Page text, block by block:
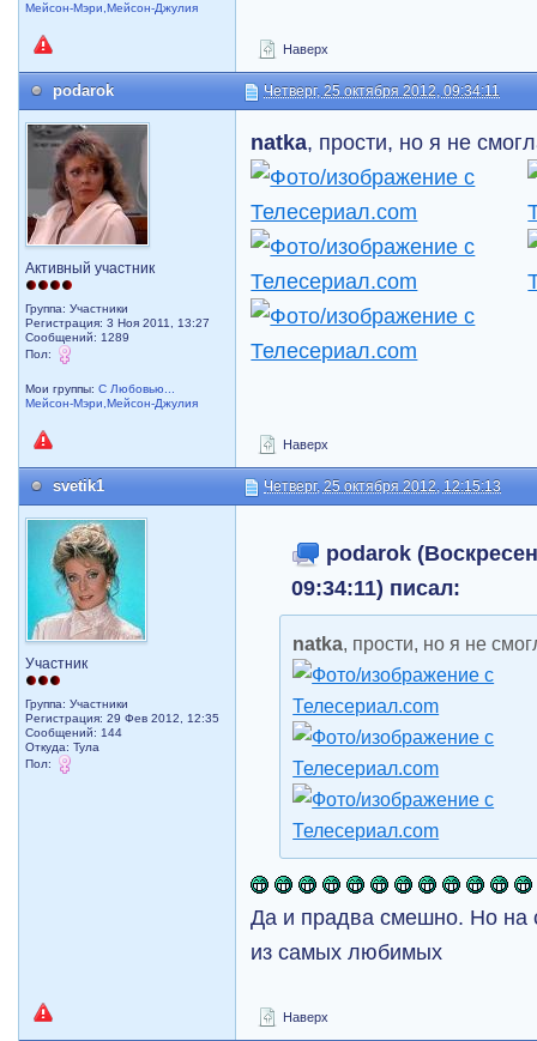
Мейсон-Мэри,Мейсон-Джулия
Наверх
podarok Четверг, 25 октября 2012, 09:34:11
Активный участник
Группа: Участники
Регистрация: 3 Ноя 2011, 13:27
Сообщений: 1289
Пол:
Мои группы:С Любовью...
Мейсон-Мэри,Мейсон-Джулия
natka, прости, но я не
Наверх
svetik1 Четверг, 25 октября 2012, 12:15:13
Участник
Группа: Участники
Регистрация: 29 Фев 2012, 12:35
Сообщений: 144
Откуда: Тула
Пол:
podarok
09:34:11) писал:
natka, прости, но я не
Да и прадва смешно. Но на
из самых любимых
Наверх